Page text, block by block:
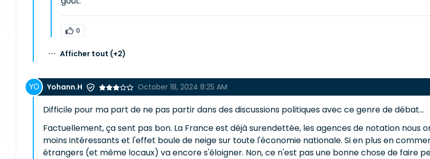
0
··· Afficher tout (+2)
Yohann.H October 18, 2024 8:25 AM
Difficile pour ma part de ne pas partir dans des discussions politiques avec ce genre de débat...
Factuellement, ça sent pas bon. La France est déjà surendettée, les agences de notation nous
moins intéressants et l'effet boule de neige sur toute l'économie nationale. Si en plus en
étrangers (et même locaux) va encore s'éloigner. Non, ce n'est pas une bonne chose de faire